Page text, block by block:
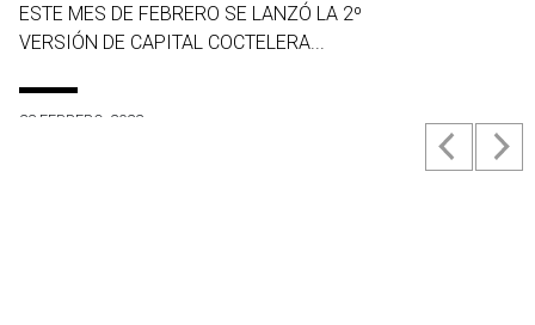
ESTE MES DE FEBRERO SE LANZÓ LA 2º
VERSIÓN DE CAPITAL COCTELERA...
23 FEBRERO, 2022